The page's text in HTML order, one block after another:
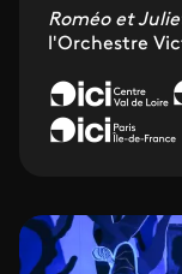
Roméo et
l'Orchestre